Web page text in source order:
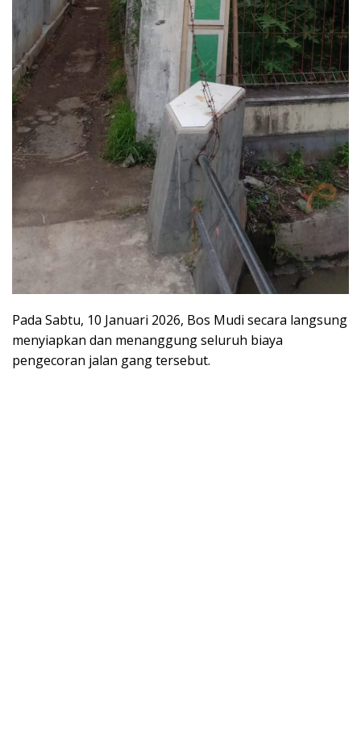
Pada Sabtu, 10 Januari 2026, Bos Mudi secara langsung
menyiapkan dan menanggung seluruh biaya
pengecoran jalan gang tersebut.